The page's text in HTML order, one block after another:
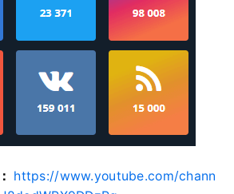
https://www.youtube.com/chann